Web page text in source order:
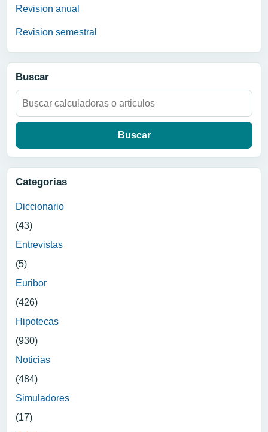
Revision anual
Revision semestral
Buscar
Buscar:
Categorias
Diccionario
(43)
Entrevistas
(5)
Euribor
(426)
Hipotecas
(930)
Noticias
(484)
Simuladores
(17)